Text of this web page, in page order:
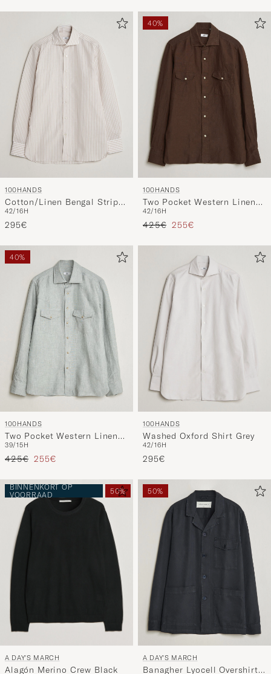
100HANDS
Cotton/Linen Bengal Stripe
Shirt Light Brown
42/16H
295€
40%
100HANDS
Two Pocket Western Linen
Shirt Chocolate
42/16H
Reguliere prijs
425€ Verlaagd prijs
255€
40%
100HANDS
Two Pocket Western Linen
Shirt Mint Green
39/15H
Reguliere prijs
425€ Verlaagd prijs
255€
100HANDS
Washed Oxford Shirt Grey
42/16H
295€
BINNENKORT OP
VOORRAAD
50%
A DAY'S MARCH
Alagón Merino Crew Black
50%
A DAY'S MARCH
Banagher Lyocell Overshirt